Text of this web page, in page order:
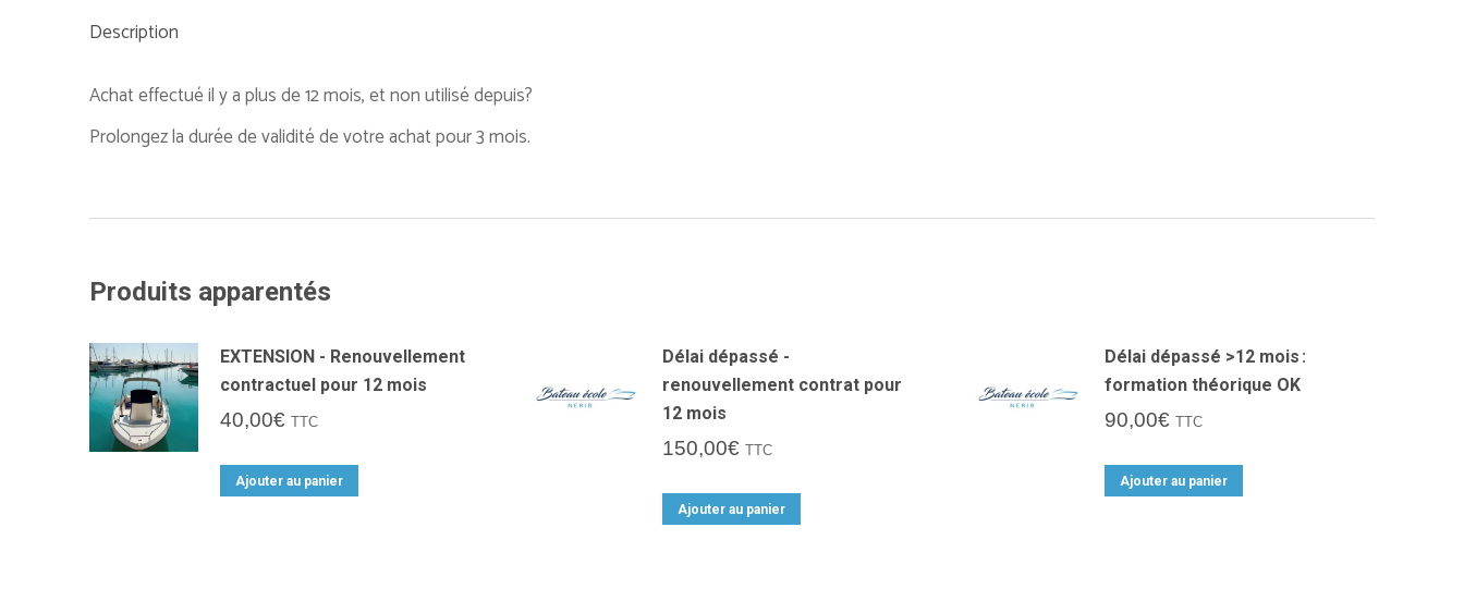
Description
Achat effectué il y a plus de 12 mois, et non utilisé depuis?
Prolongez la durée de validité de votre achat pour 3 mois.
Produits apparentés
EXTENSION - Renouvellement
contractuel pour 12 mois
40,00€ TTC
Ajouter au panier
Délai dépassé -
renouvellement contrat pour
12 mois
150,00€ TTC
Ajouter au panier
Délai dépassé >12 mois :
formation théorique OK
90,00€ TTC
Ajouter au panier